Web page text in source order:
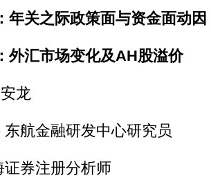
年关之际政策面与资金面动因
汇市场变化及AH股溢价
龙
航金融研发中心研究员
券注册分析师